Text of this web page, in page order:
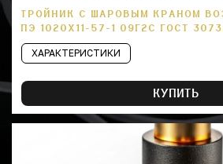
ТРОЙНИК С ШАРОВЫМ КРАНОМ
ПЭ 1020Х11-57-1 09Г2С ГОСТ
ХАРАКТЕРИСТИКИ
КУПИТЬ